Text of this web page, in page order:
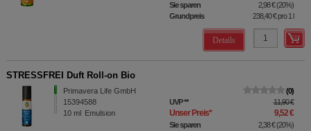
Sie sparen 2,98 €(20%)
Grundpreis
238,40 €pro 1 l
Details
STRESSFREI Duft Roll-on Bio
Primavera Life GmbH
15394588
10 ml Emulsion
0
UVP** 11,90 €
Unser Preis* 9,52 €
Sie sparen 2,38 €(20%)